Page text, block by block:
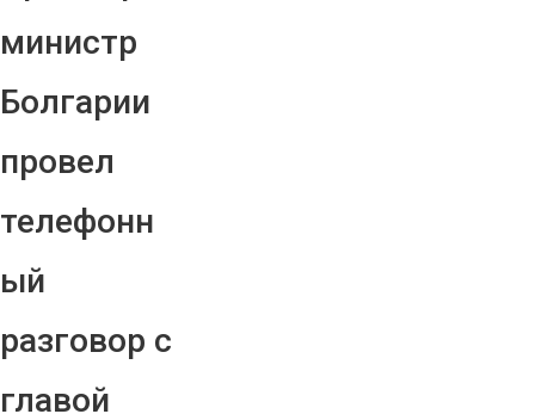
министр
Болгарии
провел
телефонн
ый
разговор с
главой